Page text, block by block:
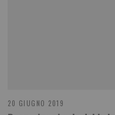
20 GIUGNO 2019